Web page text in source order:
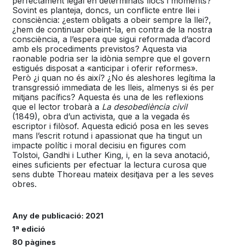
Any de publicació: 2021
1ª edició
80 pàgines